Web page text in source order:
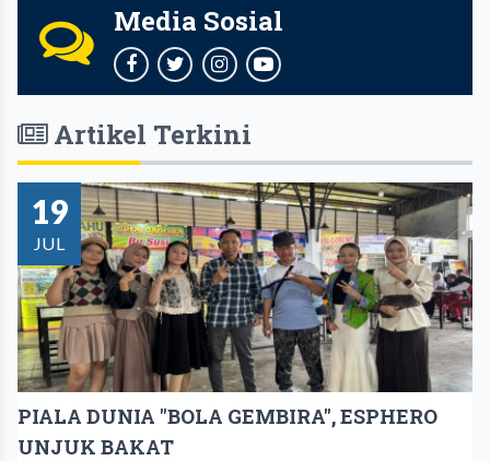
Media Sosial
Artikel Terkini
19
JUL
PIALA DUNIA "BOLA GEMBIRA", ESPHERO
UNJUK BAKAT